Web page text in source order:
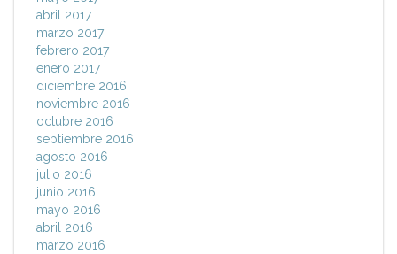
abril 2017
marzo 2017
febrero 2017
enero 2017
diciembre 2016
noviembre 2016
octubre 2016
septiembre 2016
agosto 2016
julio 2016
junio 2016
mayo 2016
abril 2016
marzo 2016